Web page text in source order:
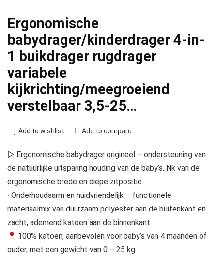
Ergonomische
babydrager/kinderdrager 4-in-
1 buikdrager rugdrager
variabele
kijkrichting/meegroeiend
verstelbaar 3,5-25…
Add to wishlist Add to compare
▷ Ergonomische babydrager origineel – ondersteuning van
de natuurlijke uitsparing houding van de baby’s. Nk van de
ergonomische brede en diepe zitpositie.
∙ Onderhoudsarm en huidvriendelijk – functionele
materiaalmix van duurzaam polyester aan de buitenkant en
zacht, ademend katoen aan de binnenkant.
100% katoen; aanbevolen voor baby’s van 4 maanden of
ouder, met een gewicht van 0 – 25 kg.